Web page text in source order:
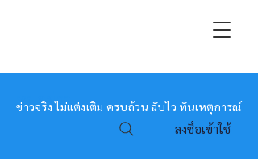
หมอข่าว
ข่าวจริง ไม่แต่งเติม ครบถ้วน ฉับไว ทันเหตุการณ์
ลงชื่อเข้าใช้